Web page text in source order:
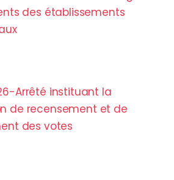
des établissements
Arrêté instituant la
de recensement et de
des votes